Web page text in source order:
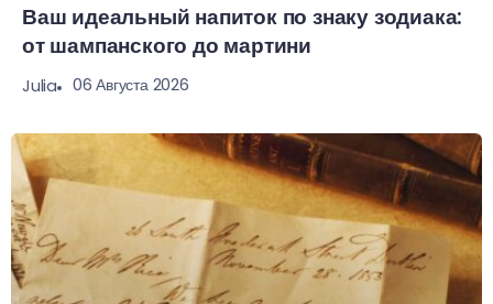
Ваш идеальный напиток по знаку зодиака:
от шампанского до мартини
Julia 06 Августа 2026